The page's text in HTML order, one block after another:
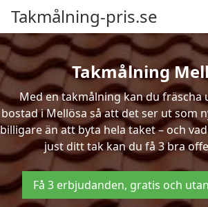
Takmålning-pris.se
Takmålning
Med en takmålning kan du fräscha
bostad i Mellösa så att det ser ut som
billigare än att byta hela taket – och
just ditt tak kan du få 3 bra
Få 3 erbjudanden, gratis och